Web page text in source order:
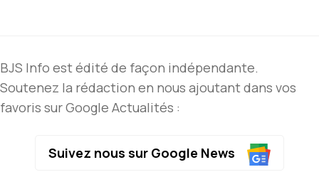
BJS Info est édité de façon indépendante.
Soutenez la rédaction en nous ajoutant dans vos
favoris sur Google Actualités :
Suivez nous sur Google News